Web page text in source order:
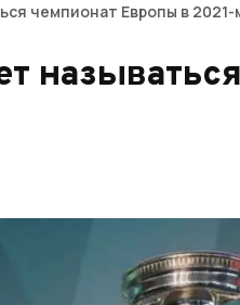
чемпионат Европы в 2021-